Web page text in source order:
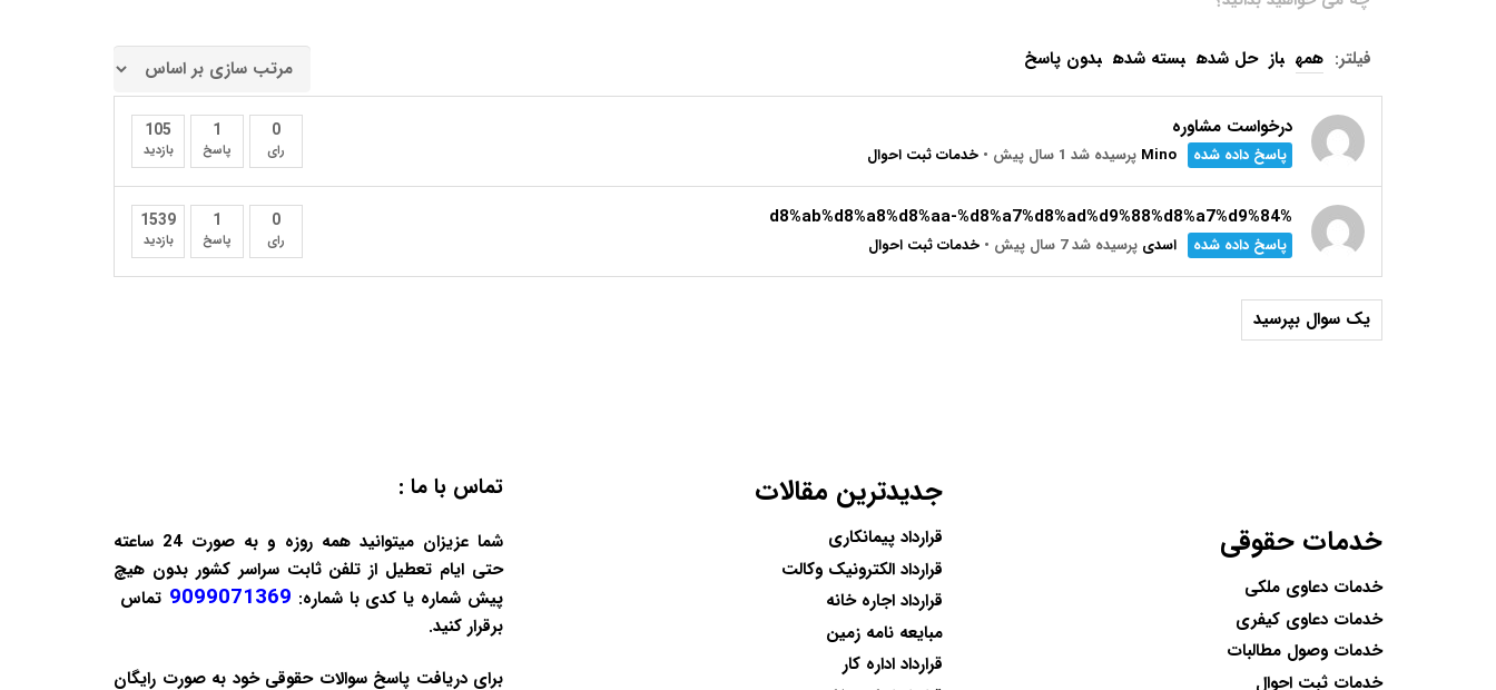
فیلتر: همه باز حل شده بسته شده بدون پاسخ
درخواست مشاوره
پاسخ داده شده Mino پرسیده شد 1 سال پیش • خدمات ثبت احوال
105
بازدید
1
پاسخ
0
رای
%d8%ab%d8%a8%d8%aa-%d8%a7%d8%ad%d9%88%d8%a7%d9%84
پاسخ داده شده اسدی پرسیده شد 7 سال پیش • خدمات ثبت احوال
1539
بازدید
1
پاسخ
0
رای
یک سوال بپرسید
خدمات حقوقی
خدمات دعاوی ملکی
خدمات دعاوی کیفری
خدمات وصول مطالبات
خدمات ثبت احوال
جدیدترین مقالات
قرارداد پیمانکاری
قرارداد الکترونیک وکالت
قرارداد اجاره خانه
مبایعه نامه زمین
قرارداد اداره کار
تماس با ما :
شما عزیزان میتوانید همه روزه و به صورت 24 ساعته
حتی ایام تعطیل از تلفن ثابت سراسر کشور بدون هیچ
پیش شماره یا کدی با شماره: 9099071369 تماس
برقرار کنید.
برای دریافت پاسخ سوالات حقوقی خود به صورت رایگان